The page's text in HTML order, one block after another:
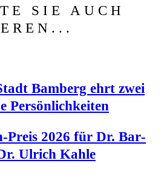
SIE AUCH
Bam­berg ehrt zwei
Persönlichkeiten
Preis 2026 für Dr. Bar­
Ulrich Kahle